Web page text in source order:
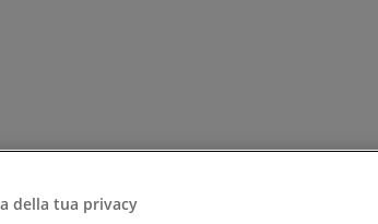
della tua privacy